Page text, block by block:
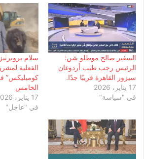
السفير صالح موطلو شن:
الرئيس رجب طيب أردوغان
سيزور القاهرة قريبًا جدًا.
17 يناير، 2026
في "سياسة"
سلام
الفعلية
كومبليكس”
الخامس
17 يناير، 2026
في "عاجل"